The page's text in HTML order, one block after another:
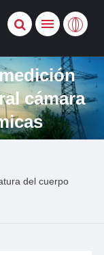
cámara
del cuerpo